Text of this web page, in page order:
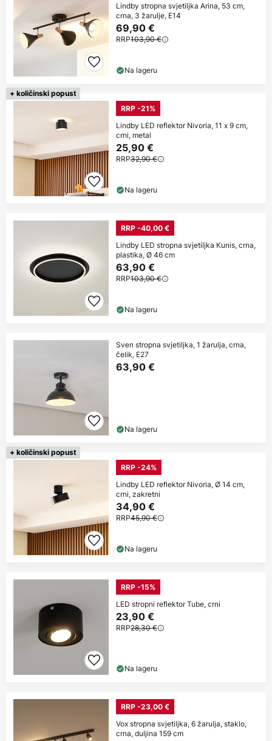
Lindby stropna svjetiljka Arina, 53 cm,
crna, 3 žarulje, E14
69,90 €
RRP103,90 €
Na lageru
+ količinski popust
RRP -21%
Lindby LED reflektor Nivoria, 11 x 9 cm,
crni, metal
25,90 €
RRP32,90 €
Na lageru
RRP -40,00 €
Lindby LED stropna svjetiljka Kunis, crna,
plastika, Ø 46 cm
63,90 €
RRP103,90 €
Na lageru
Sven stropna svjetiljka, 1 žarulja, crna,
čelik, E27
63,90 €
Na lageru
+ količinski popust
RRP -24%
Lindby LED reflektor Nivoria, Ø 14 cm,
crni, zakretni
34,90 €
RRP45,90 €
Na lageru
RRP -15%
LED stropni reflektor Tube, crni
23,90 €
RRP28,30 €
Na lageru
RRP -23,00 €
Vox stropna svjetiljka, 6 žarulja, staklo,
crna, duljina 159 cm